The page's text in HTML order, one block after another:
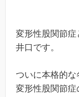
変形性股関節症
井口です。
ついに本格的な
変形性股関節症